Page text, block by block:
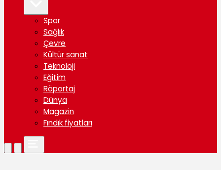
Spor
Sağlık
Çevre
Kültür sanat
Teknoloji
Eğitim
Röportaj
Dünya
Magazin
Fındık fiyatları